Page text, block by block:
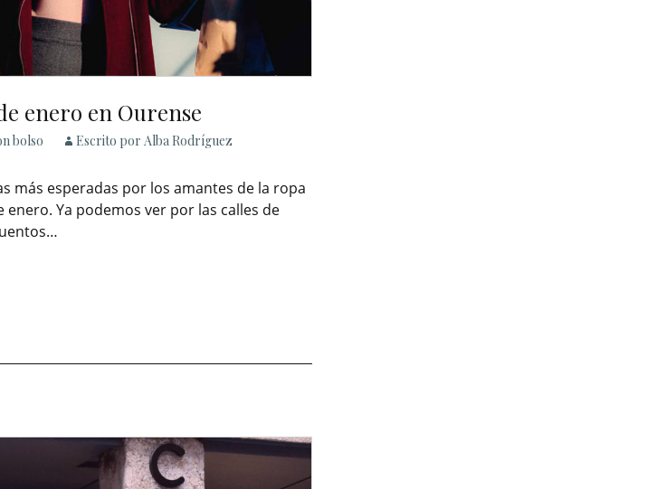
enero en Ourense
bolso Escrito por Alba Rodríguez
más esperadas por los amantes de la ropa
Ya podemos ver por las calles de